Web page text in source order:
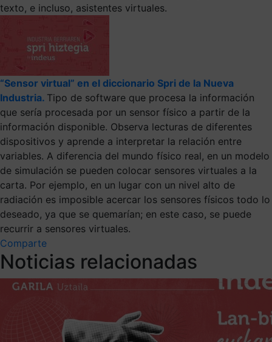
texto, e incluso, asistentes virtuales.
“Sensor virtual” en el diccionario Spri de la Nueva
Industria. Tipo de software que procesa la información
que sería procesada por un sensor físico a partir de la
información disponible. Observa lecturas de diferentes
dispositivos y aprende a interpretar la relación entre
variables. A diferencia del mundo físico real, en un modelo
de simulación se pueden colocar sensores virtuales a la
carta. Por ejemplo, en un lugar con un nivel alto de
radiación es imposible acercar los sensores físicos todo lo
deseado, ya que se quemarían; en este caso, se puede
recurrir a sensores virtuales.
Comparte
Noticias relacionadas